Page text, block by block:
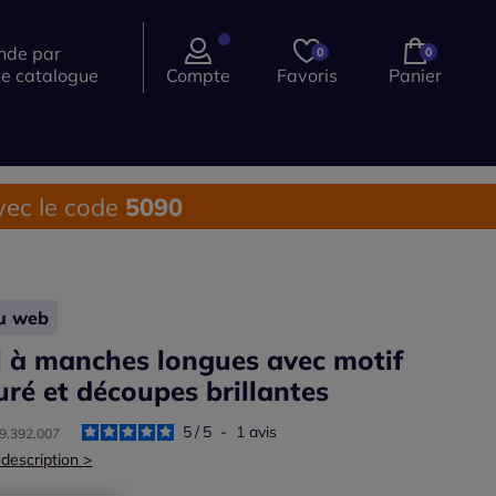
par
catalogue
Compte
0
Favoris
0
Panier
le code 5090
web
à manches longues avec motif
et découpes brillantes
5/ 5 - 1avis
>